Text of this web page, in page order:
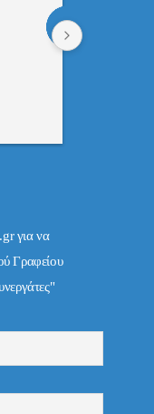
για να
Γραφείου